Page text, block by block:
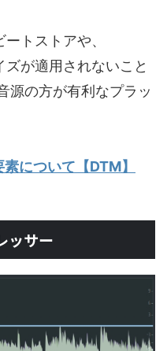
トストアや、
が適用されないこと
源の方が有利なプラッ
について【DTM】
ッサー